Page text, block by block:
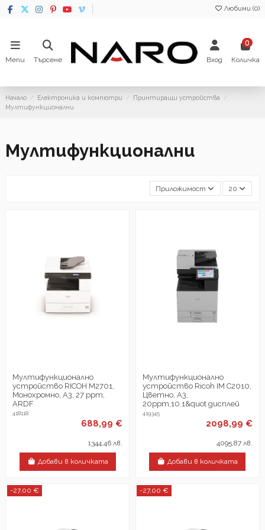
Любими (0)
Menu Търсене Вход
0
Количка
Начало Електроника и компютри
Принтиращи устройства
Мултифункционални
Мултифункционални
Приложимост 20
Мултифункционално
устройство RICOH M2701,
Монохромно, A3, 27 ppm,
ARDF
418118
688,99 €
1344,46 лв.
Добави в количката
Мултифункционално
устройство Ricoh IM C2010,
Цветно, A3,
20ppm,10.1&quot дисплей
419345
2098,99 €
4095,87 лв.
Добави в количката
-27,00 € -27,00 €